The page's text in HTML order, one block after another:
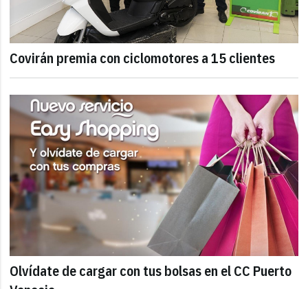
Covirán premia con ciclomotores a 15 clientes
Olvídate de cargar con tus bolsas en el CC Puerto